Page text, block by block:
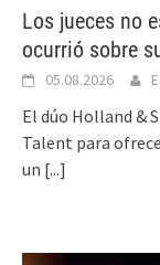
Los jueces no
ocurrió sobre
05.08.2026
El dúo Holland &
Talent para
un [...]